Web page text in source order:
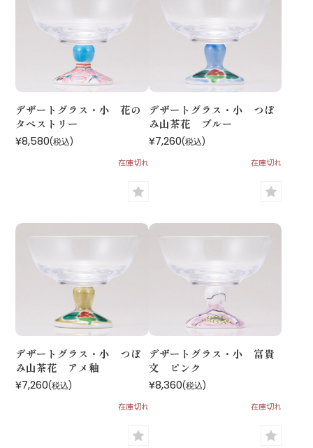
デザートグラス・小 花の
タペストリー
¥8,580(税込)
在庫切れ
デザートグラス・小 つぼ
み山茶花 ブルー
¥7,260(税込)
在庫切れ
デザートグラス・小 つぼ
み山茶花 アメ釉
¥7,260(税込)
在庫切れ
デザートグラス・小 富貴
文 ピンク
¥8,360(税込)
在庫切れ